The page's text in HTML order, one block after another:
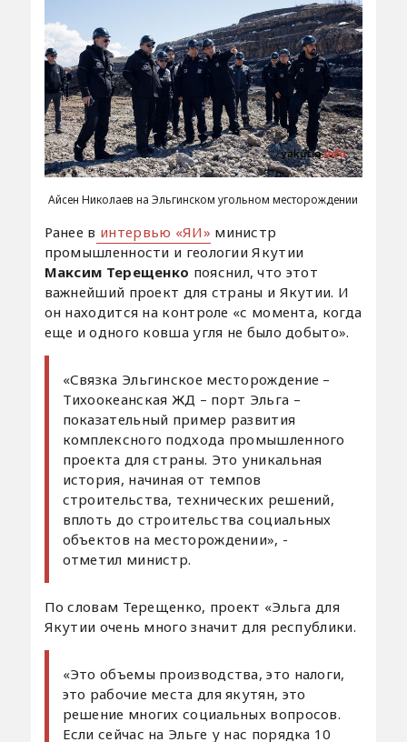
Айсен Николаев на Эльгинском угольном месторождении
Ранее в интервью «ЯИ» министр
промышленности и геологии Якутии
Максим Терещенко пояснил, что этот
важнейший проект для страны и Якутии. И
он находится на контроле «с момента, когда
еще и одного ковша угля не было добыто».
«Связка Эльгинское месторождение –
Тихоокеанская ЖД – порт Эльга –
показательный пример развития
комплексного подхода промышленного
проекта для страны. Это уникальная
история, начиная от темпов
строительства, технических решений,
вплоть до строительства социальных
объектов на месторождении», -
отметил министр.
По словам Терещенко, проект «Эльга для
Якутии очень много значит для республики.
«Это объемы производства, это налоги,
это рабочие места для якутян, это
решение многих социальных вопросов.
Если сейчас на Эльге у нас порядка 10